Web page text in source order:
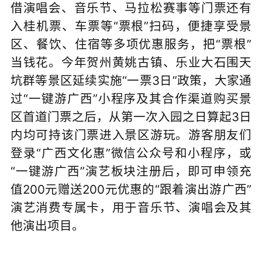
借演唱会、音乐节、马拉松赛事等门票还有
入桂机票、车票等“票根”扫码，便捷享受景
区、餐饮、住宿等多项优惠服务，把“票根”
当钱花。今年贺州黄姚古镇、乐业大石围天
坑群等景区延续实施“一票3日”政策，大家通
过“一键游广西”小程序及其合作渠道购买景
区首道门票之后，从第一次入园之日算起3日
内均可持该门票进入景区游玩。游客朋友们
登录“广西文化惠”微信公众号和小程序，或
“一键游广西”演艺板块注册后，即可申领充
值200元赠送200元优惠的“跟着演出游广西”
演艺消费专属卡，用于音乐节、演唱会及其
他演出项目。